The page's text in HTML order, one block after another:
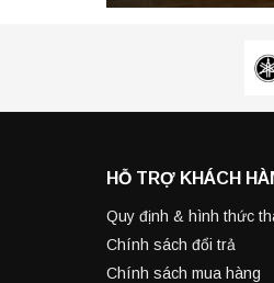
HỖ TRỢ KHÁCH
Quy định & hình thức
Chính sách đổi trả
Chính sách mua hàng